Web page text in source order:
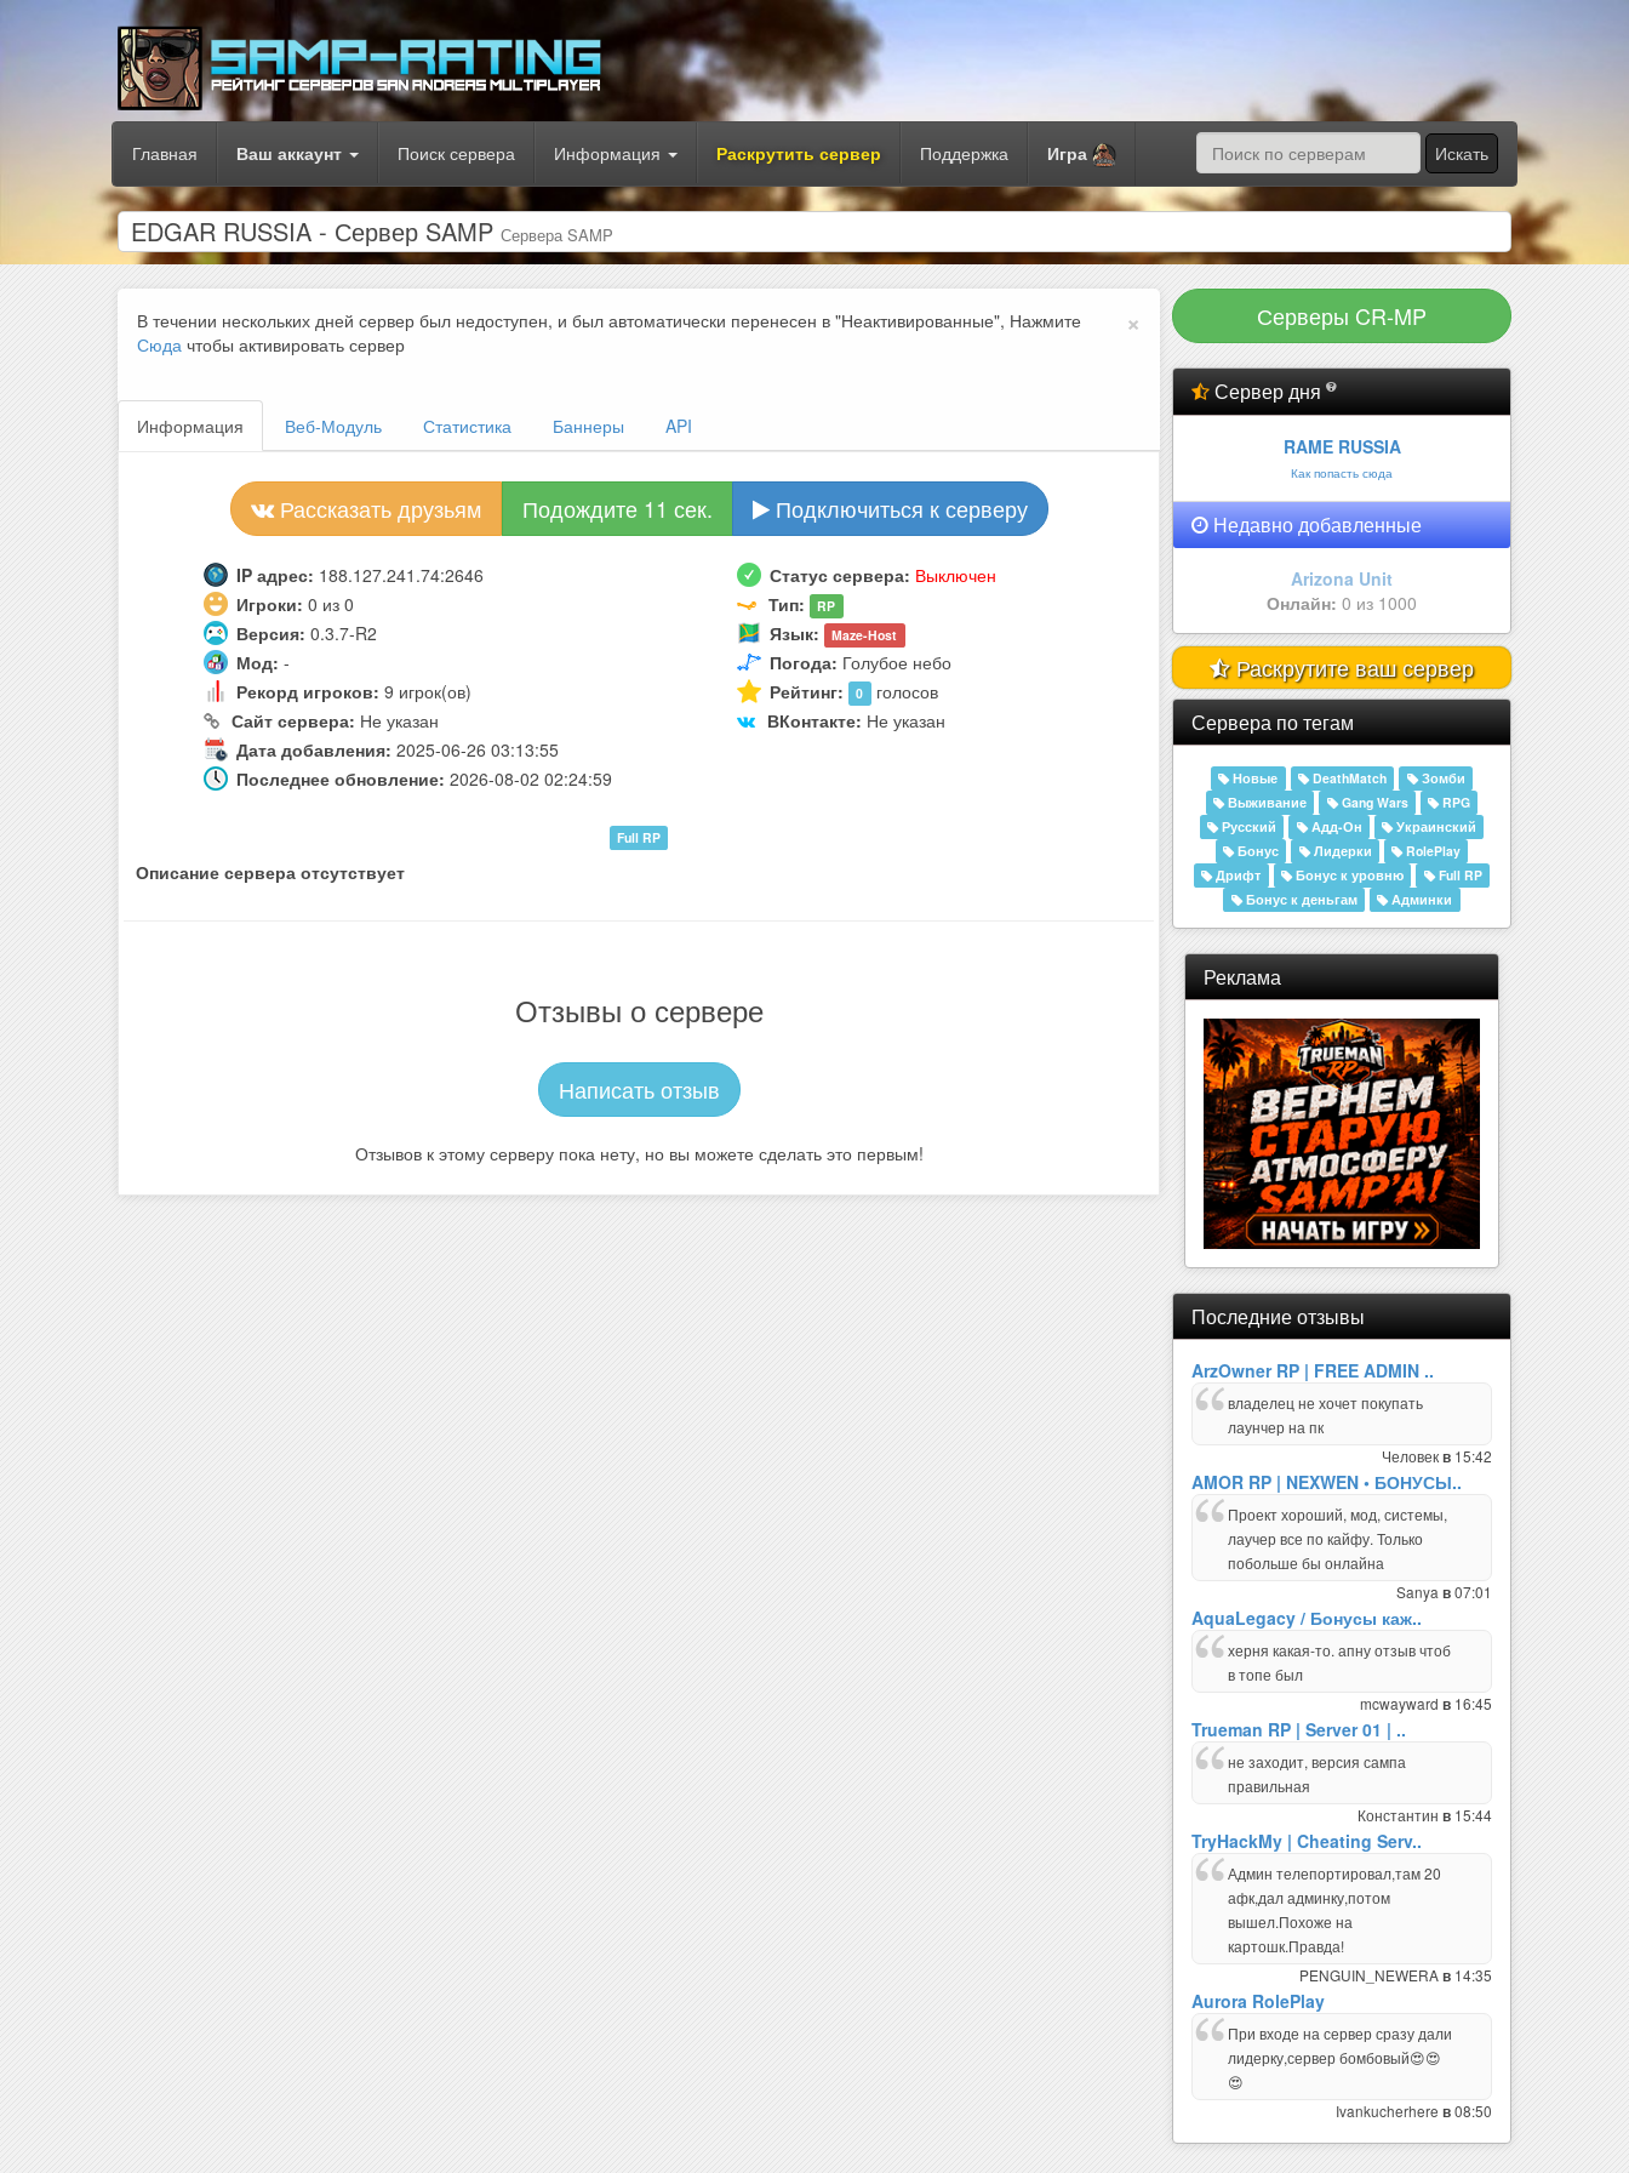
Главная Ваш аккаунт Поиск сервера Информация Раскрутить сервер Поддержка Игра Искать
EDGAR RUSSIA - Сервер SAMP Сервера SAMP
×
В течении нескольких дней сервер был недоступен, и был автоматически перенесен в "Неактивированные", Нажмите
Сюда чтобы активировать сервер
Информация Веб-Модуль Статистика Баннеры API
Рассказать друзьям Подождите 10 сек. Подключиться к серверу
IP адрес: 188.127.241.74:2646 Статус сервера: Выключен
Игроки: 0 из 0 Тип: RP
Версия: 0.3.7-R2 Язык: Maze-Host
Мод: - Погода: Голубое небо
Рекорд игроков: 9 игрок(ов) Рейтинг: 0 голосов
Сайт сервера: Не указан ВКонтакте: Не указан
Дата добавления: 2025-06-26 03:13:55
Последнее обновление: 2026-08-02 02:24:59
Full RP
Описание сервера отсутствует
Отзывы о сервере
Написать отзыв
Отзывов к этому серверу пока нету, но вы можете сделать это первым!
Серверы CR-MP
Сервер дня
RAME RUSSIA
Как попасть сюда
Недавно добавленные
Arizona BYBADR | Ser | Ждём им..
Онлайн: 0 из 1000
Раскрутите ваш сервер
Сервера по тегам
Новые DeathMatch
Зомби
Выживание
Gang Wars
RPG
Русский
Адд-Он
Украинский
Бонус
Лидерки
RolePlay
Дрифт
Бонус к уровню
Full RP
Бонус к деньгам
Админки
Реклама
Последние отзывы
ArzOwner RP | FREE ADMIN ..
владелец не хочет покупать
лаунчер на пк
Человекв 15:42
AMOR RP | NEXWEN • БОНУСЫ..
Проект хороший, мод, системы,
лаучер все по кайфу. Только
побольше бы онлайна
Sanya в07:01
AquaLegacy / Бонусы каж..
херня какая-то. апну отзыв чтоб
в топе был
mcwayward в 16:45
Trueman RP | Server 01 | ..
не заходит, версия сампа
правильная
Константин в 15:44
TryHackMy | Cheating Serv..
Админ телепортировал,там 20
афк,дал админку,потом
вышел.Похоже на
картошк.Правда!
PENGUIN_NEWERAв 14:35
Aurora RolePlay
При входе на сервер сразу дали
лидерку,сервер бомбовый😍😍
😍
Ivankucherhere в08:50